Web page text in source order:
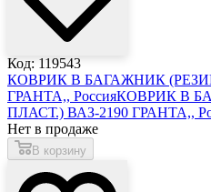
Код: 119543
КОВРИК В БАГАЖНИК
ГРАНТА,, РоссияКОВРИК В
ПЛАСТ.) ВАЗ-2190 ГРАНТА,,
Нет в продаже
В корзину